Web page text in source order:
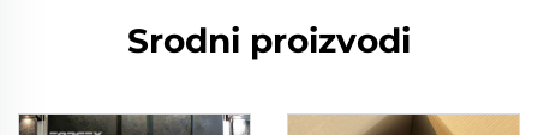
Srodni proizvodi